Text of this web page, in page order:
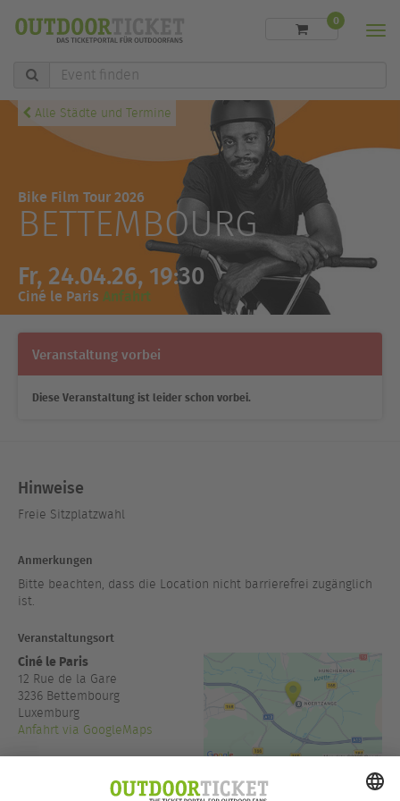
Event
finden
0
Alle Städte und Termine
Bike Film Tour 2026
BETTEMBOURG
Fr, 24.04.26, 19:30
Ciné le Paris Anfahrt
Veranstaltung vorbei
Diese Veranstaltung ist leider schon vorbei.
Hinweise
Freie Sitzplatzwahl
Anmerkungen
Bitte beachten, dass die Location nicht barrierefrei zugänglich
ist.
Veranstaltungsort
Ciné le Paris
12 Rue de la Gare
3236 Bettembourg
Luxemburg
Anfahrt via GoogleMaps